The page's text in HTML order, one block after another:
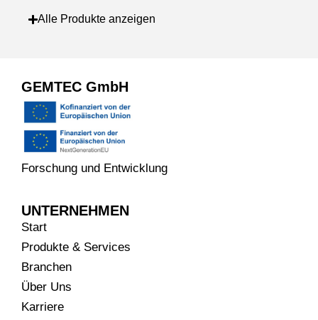
Alle Produkte anzeigen
GEMTEC GmbH
Forschung und Entwicklung
UNTERNEHMEN
Start
Produkte & Services
Branchen
Über Uns
Karriere